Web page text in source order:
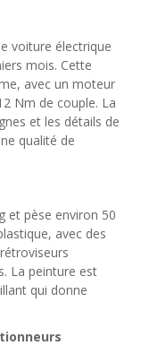
voiture électrique
mois. Cette
avec un moteur
Nm de couple. La
et les détails de
qualité de
et pèse environ 50
avec des
La peinture est
qui donne